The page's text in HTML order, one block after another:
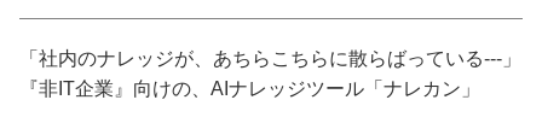
「社内のナレッジが、あちらこちらに散らばっている---」
『非IT企業』向けの、AIナレッジツール「ナレカン」